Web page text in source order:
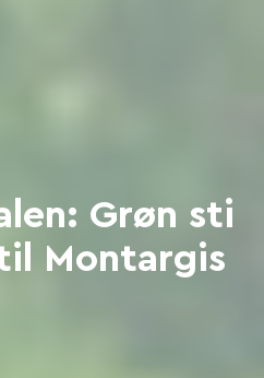
Grøn sti
Montargis